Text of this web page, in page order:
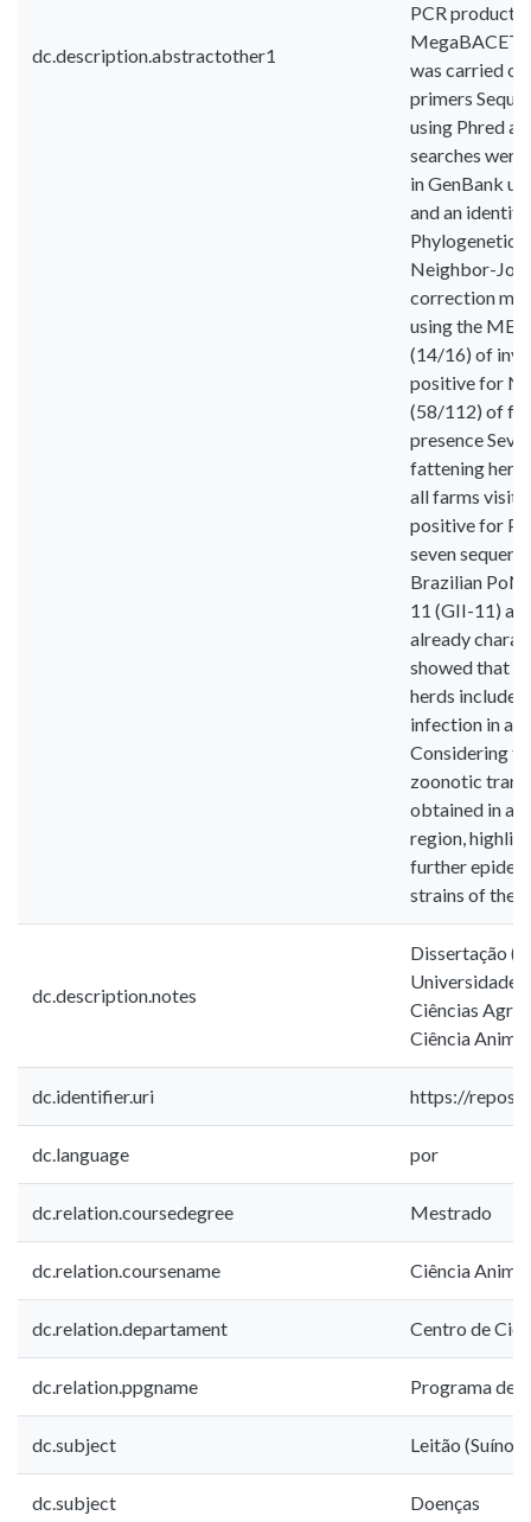
dc.description.abstractother1
PCR
was carried
primers
using Phred
searches
in GenBank
and an
Phylogenetic
Neighbor-
correction
using the
(14/16) of
positive for
(58/112) of
presence
fattening
all farms
positive for
seven
Brazilian
11 (GII-11)
already
showed that
herds
infection in
Considering
zoonotic
obtained in
region,
further
strains of the
dc.description.notes
Dissertação
Universidade
Ciências
Ciência Animal
dc.identifier.uri https://
dc.language por
dc.relation.coursedegree Mestrado
dc.relation.coursename Ciência Animal
dc.relation.departament Centro de
dc.relation.ppgname Programa de
dc.subject Leitão (Suíno)
dc.subject Doenças